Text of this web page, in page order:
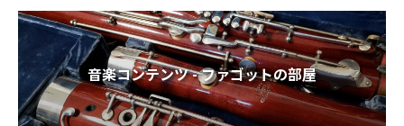
音楽コンテンツ - ファゴットの部屋